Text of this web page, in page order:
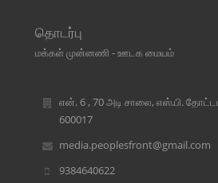
தொடர்பு
மக்கள் முன்னணி - ஊடக மையம்
என். 6 , 70 அடி சாலை, எஸ்.பி.
600017
media.peoplesfront@gmail.com
9384640622